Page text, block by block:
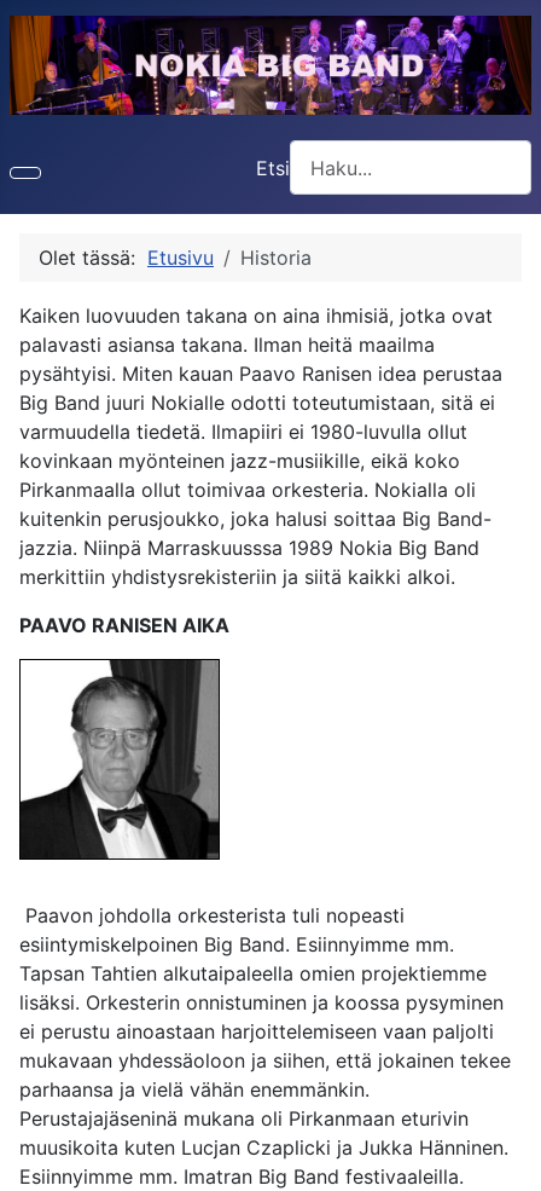
Etsi
Type 2 or more characters
Olet tässä: Etusivu Historia
Kaiken luovuuden takana on aina ihmisiä, jotka ovat
palavasti asiansa takana. Ilman heitä maailma
pysähtyisi. Miten kauan Paavo Ranisen idea perustaa
Big Band juuri Nokialle odotti toteutumistaan, sitä ei
varmuudella tiedetä. Ilmapiiri ei 1980-luvulla ollut
kovinkaan myönteinen jazz-musiikille, eikä koko
Pirkanmaalla ollut toimivaa orkesteria. Nokialla oli
kuitenkin perusjoukko, joka halusi soittaa Big Band-
jazzia. Niinpä Marraskuusssa 1989 Nokia Big Band
merkittiin yhdistysrekisteriin ja siitä kaikki alkoi.
PAAVO RANISEN AIKA
Paavon johdolla orkesterista tuli nopeasti
esiintymiskelpoinen Big Band. Esiinnyimme mm.
Tapsan Tahtien alkutaipaleella omien projektiemme
lisäksi. Orkesterin onnistuminen ja koossa pysyminen
ei perustu ainoastaan harjoittelemiseen vaan paljolti
mukavaan yhdessäoloon ja siihen, että jokainen tekee
parhaansa ja vielä vähän enemmänkin.
Perustajajäseninä mukana oli Pirkanmaan eturivin
muusikoita kuten Lucjan Czaplicki ja Jukka Hänninen.
Esiinnyimme mm. Imatran Big Band festivaaleilla.